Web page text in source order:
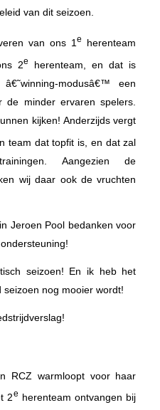
van dit seizoen.
van ons 1e
herenteam
2e
herenteam, en dat is
modusâ€™ een
de minder ervaren spelers.
kijken! Anderzijds vergt
team dat topfit is, en dat zal
Aangezien de
wij daar ook de vruchten
Jeroen Pool bedanken voor
seizoen! En ik heb het
nog mooier wordt!
RCZ warmloopt voor haar
2e herenteam ontvangen bij